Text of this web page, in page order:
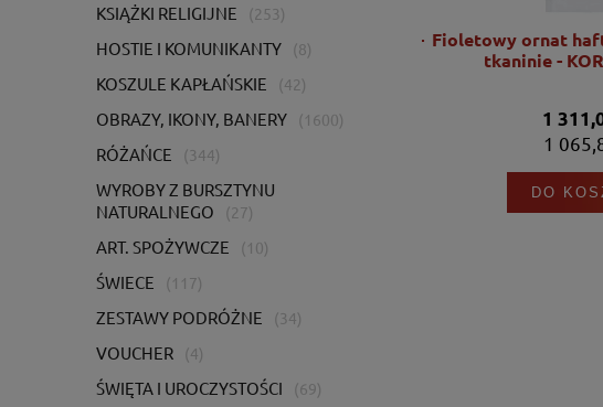
KSIĄŻKI RELIGIJNE (253)
HOSTIE I KOMUNIKANTY (8)
KOSZULE KAPŁAŃSKIE (42)
OBRAZY, IKONY, BANERY (1600)
RÓŻAŃCE (344)
WYROBY Z BURSZTYNU
NATURALNEGO
(27)
ART. SPOŻYWCZE (10)
ŚWIECE (117)
ZESTAWY PODRÓŻNE (34)
VOUCHER (4)
ŚWIĘTA I UROCZYSTOŚCI (69)
Ornat zielony z bogatym haftem IHS -
KOR/056/01/01
2 725,00 zł
DO KOSZYKA
Fioletowy ornat
tkaninie -
1
1
DO